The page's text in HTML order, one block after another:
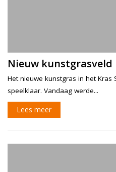
Nieuw kunstgrasveld
Het nieuwe kunstgras in het
speelklaar. Vandaag werde...
Lees meer